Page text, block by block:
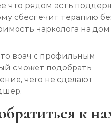
что рядом есть
обеспечит терапию
нарколога на дом
врач с профильным
сможет подобрать
чего не сделают
к